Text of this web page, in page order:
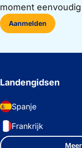
moment
Aanmelden
Landengidsen
Spanje
Frankrijk